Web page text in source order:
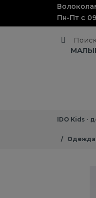
Пн-Пт с
Поиск
IDO Kids -
Одежда